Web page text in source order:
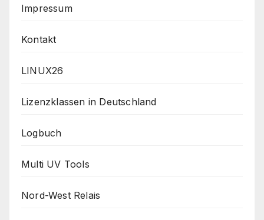
Impressum
Kontakt
LINUX26
Lizenzklassen in Deutschland
Logbuch
Multi UV Tools
Nord-West Relais